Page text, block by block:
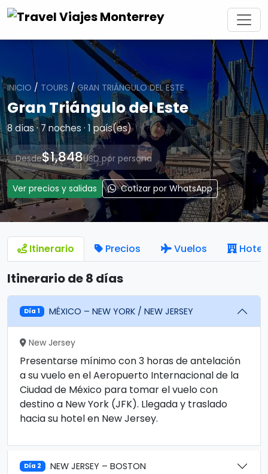
INICIO / TOURS /GRAN TRIÁNGULO DEL ESTE
Gran Triángulo del Este
8 días · 7 noches · 1 país(es)
Desde$1,848USD por persona
Ver precios y salidas Cotizar por WhatsApp
Itinerario Precios Vuelos
Itinerario de 8 días
Día 1 MÉXICO – NEW YORK / NEW JERSEY
New Jersey
Presentarse mínimo con 3 horas de antelación
a su vuelo en el Aeropuerto Internacional de la
Ciudad de México para tomar el vuelo con
destino a New York (JFK). Llegada y traslado
hacia su hotel en New Jersey.
Día 2 NEW JERSEY – BOSTON